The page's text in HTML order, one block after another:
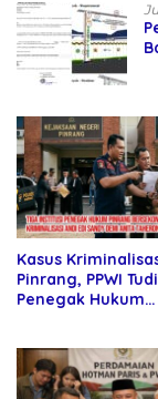
Kasus
Pinrang, PPWI
Penegak Hukum